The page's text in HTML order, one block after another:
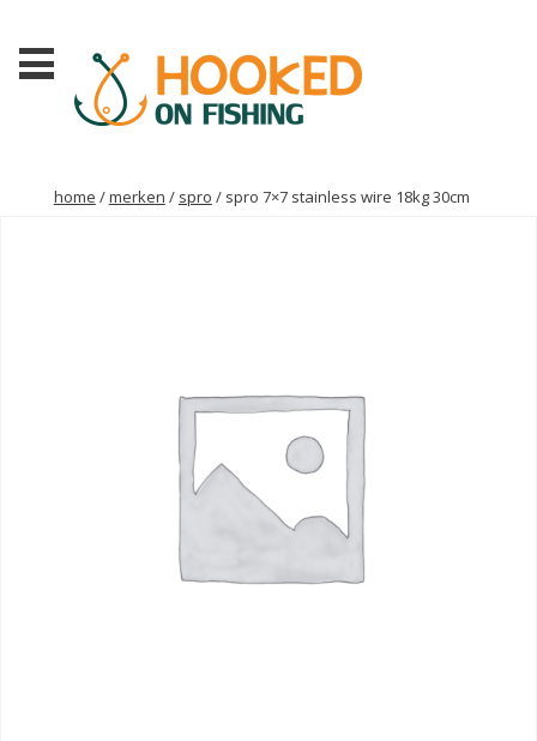
home /merken / spro / spro 7×7 stainless wire 18kg 30cm